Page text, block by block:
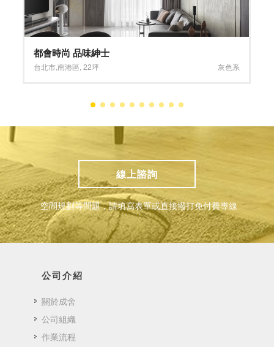
時尚、品味、生活
高雄市,鼓山區 ,50坪 灰色系,褐色系
線上諮詢
空間規劃等問題，請填寫表單或直接撥打免付費專線
公司介紹
關於成舍
公司組織
作業流程